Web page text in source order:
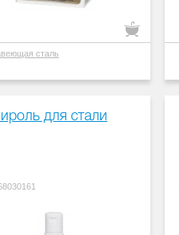
сталь
для стали